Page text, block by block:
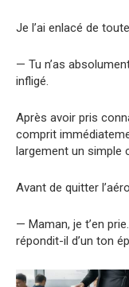
Je l’ai enlacé de
— Tu n’as
infligé.
Après avoir pris
comprit
largement un simple
Avant de quitter
— Maman, je t’en
répondit-il d’un ton